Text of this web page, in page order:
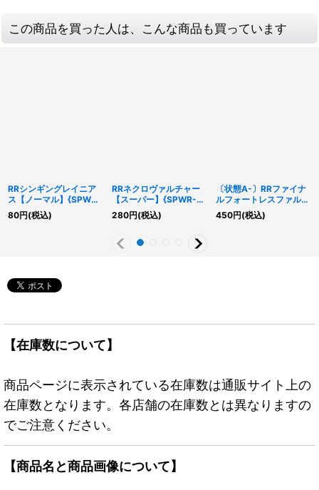
この商品を買った人は、こんな商品も買っています
RRシンギングレイニア
ス【ノーマル】{SPWR-
JP018}《モンスター》
80円(税込)
RRネクロヴァルチャー
【スーパー】{SPWR-
JP014}《モンスター》
280円(税込)
〔状態A-〕RRファイナ
ルフォートレスファルコ
ン【コレクターズ】
{CP17-JP015}《エクシ
450円(税込)
【在庫数について】
商品ページに表示されている在庫数は通販サイト上の
在庫数となります。各店舗の在庫数とは異なりますの
でご注意ください。
【商品名と商品画像について】